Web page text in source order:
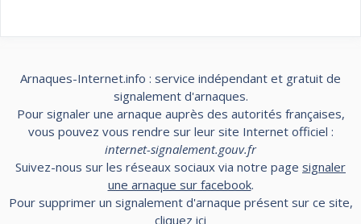
Arnaques-Internet.info : service indépendant et gratuit de
signalement d'arnaques.
Pour signaler une arnaque auprès des autorités françaises,
vous pouvez vous rendre sur leur site Internet officiel :
internet-signalement.gouv.fr
Suivez-nous sur les réseaux sociaux via notre page signaler
une arnaque sur facebook.
Pour supprimer un signalement d'arnaque présent sur ce site,
cliquez ici